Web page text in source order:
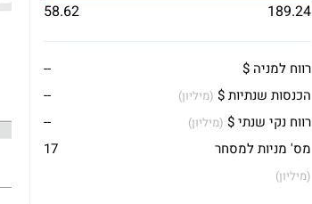
189.24
58.62
רווח למניה $
--
הכנסות שנתיות $ (מיליון)
--
רווח נקי שנתי $ (מיליון)
--
מס' מניות למסחר
(מיליון)
17